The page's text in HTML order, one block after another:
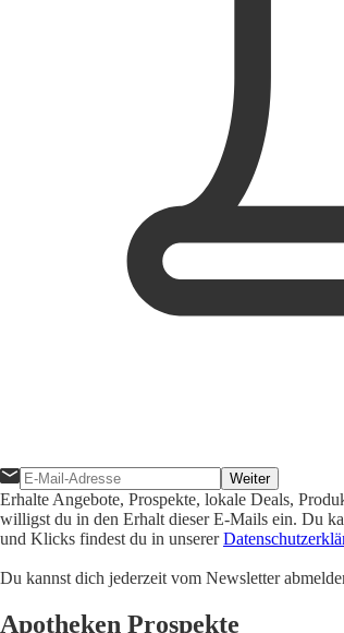
Weiter
Erhalte Angebote, Prospekte, lokale Deals,
willigst du in den Erhalt dieser E-Mails ein. Du
und Klicks findest du in unserer
Du kannst dich jederzeit vom Newsletter
Apotheken Prospekte